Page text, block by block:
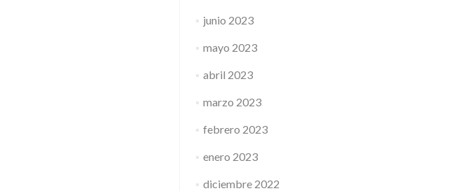
junio 2023
mayo 2023
abril 2023
marzo 2023
febrero 2023
enero 2023
diciembre 2022